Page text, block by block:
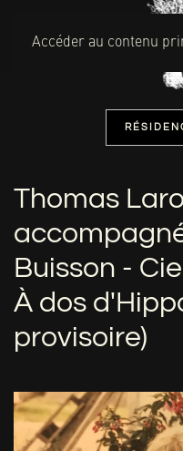
Accéder au contenu
MENU
Thomas
Buisson -
À dos
provisoire)